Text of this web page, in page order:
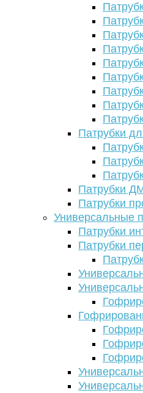
Патрубки
Патрубки
Патрубки
Универсальные
Патрубки
Патрубки